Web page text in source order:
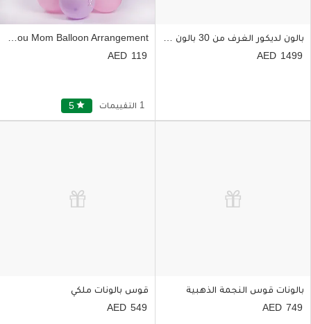
1499
Love You Mom Balloon Arrangement
119
5 star 1 التقييمات
بالونات قوس النجمة الذهبية
749
قوس بالونات ملكي
549